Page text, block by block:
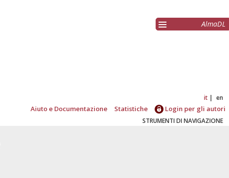
AlmaDL
it en
Aiuto e Documentazione Statistiche Login per gli autori
STRUMENTI DI NAVIGAZIONE